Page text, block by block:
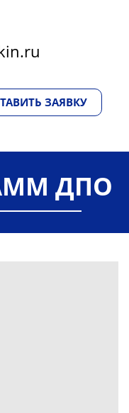
ЗАЯВКУ
ДПО